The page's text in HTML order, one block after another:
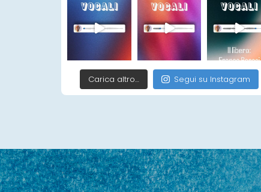
Carica altro… Segui su Instagram